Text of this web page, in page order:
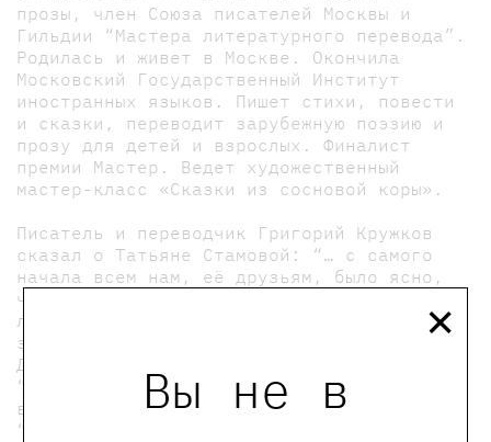
Вы не в
×
прозы, член Союза писателей Москвы и
Гильдии “Мастера литературного перевода”.
Родилась и живет в Москве. Окончила
Московский Государственный Институт
иностранных языков. Пишет стихи, повести
и сказки, переводит зарубежную поэзию и
прозу для детей и взрослых. Финалист
премии Мастер. Ведет художественный
мастер-класс «Сказки из сосновой коры».
Писатель и переводчик Григорий Кружков
сказал о Татьяне Стамовой: “… с самого
начала всем нам, её друзьям, было ясно,
что она необыкновенная. Не как простые
люди, которые топают себе спокойно по
земле, а скорее, как та кошка из стихов
Даниила Хармса, которая – помните? –
“отчасти идёт по дороге, отчасти по
воздуху плавно летит”. Вот это свойство
“отчасти летать по воздуху” Таня